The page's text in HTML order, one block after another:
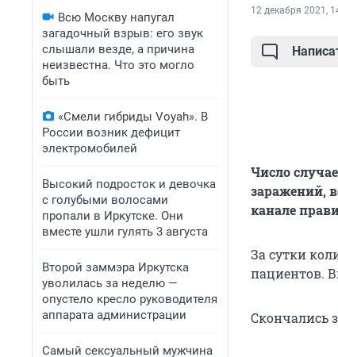
Всю Москву напугал
загадочный взрыв: его звук
слышали везде, а причина
неизвестна. Что это могло
быть
«Смели гибриды Voyah». В
России возник дефицит
электромобилей
Высокий подросток и девочка
с голубыми волосами
пропали в Иркутске. Они
вместе ушли гулять 3 августа
Второй заммэра Иркутска
уволилась за неделю —
опустело кресло руководителя
аппарата администрации
Самый сексуальный мужчина
12 декабря 2021,
Число
заражений,
канале
За сутки
пациентов.
Скончались